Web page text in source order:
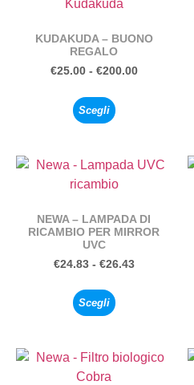
KUDAKUDA – BUONO
REGALO
€25.00 - €200.00
Scegli
NEWA – LAMPADA DI
RICAMBIO PER MIRROR
UVC
€24.83 - €26.43
Scegli